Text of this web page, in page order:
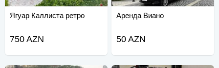
Ягуар Каллиста ретро
750 AZN
Аренда Виано
50 AZN